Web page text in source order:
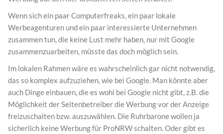
Wenn sich ein paar Computerfreaks, ein paar lokale
Werbeagenturen und ein paar interessierte Unternehmen
zusammen tun, die keine Lust mehr haben, nur mit Google
zusammenzuarbeiten, müsste das doch möglich sein.
Im lokalen Rahmen wäre es wahrscheinlich gar nicht notwendig,
das so komplex aufzuziehen, wie bei Google. Man könnte aber
auch Dinge einbauen, die es wohl bei Google nicht gibt, z.B. die
Möglichkeit der Seitenbetreiber die Werbung vor der Anzeige
freizuschalten bzw. auszuwählen. Die Ruhrbarone wollen ja
sicherlich keine Werbung für ProNRW schalten. Oder gibt es